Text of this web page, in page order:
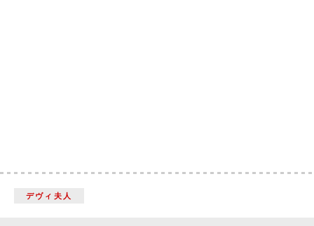
デヴィ夫人